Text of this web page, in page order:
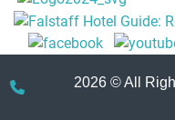
 2026 © All